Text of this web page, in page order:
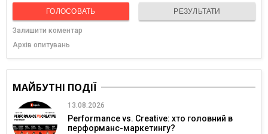
ГОЛОСОВАТЬ РЕЗУЛЬТАТИ
Залишити коментар
Архів опитувань
МАЙБУТНІ ПОДІЇ
13.08.2026
Performance vs. Creative: хто головний в
перформанс-маркетингу?